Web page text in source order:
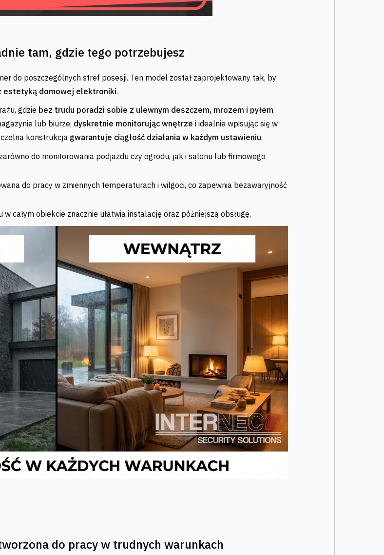
tam, gdzie tego potrzebujesz
do poszczególnych stref posesji. Ten model został zaprojektowany tak, by
estetyką domowej elektroniki.
gdzie bez trudu poradzi sobie z ulewnym deszczem, mrozem i pyłem.
lub biurze, dyskretnie monitorując wnętrze i idealnie wpisując się w
konstrukcja gwarantuje ciągłość działania w każdym ustawieniu.
do monitorowania podjazdu czy ogrodu, jak i salonu lub firmowego
do pracy w zmiennych temperaturach i wilgoci, co zapewnia bezawaryjność
całym obiekcie znacznie ułatwia instalację oraz późniejszą obsługę.
do pracy w trudnych warunkach